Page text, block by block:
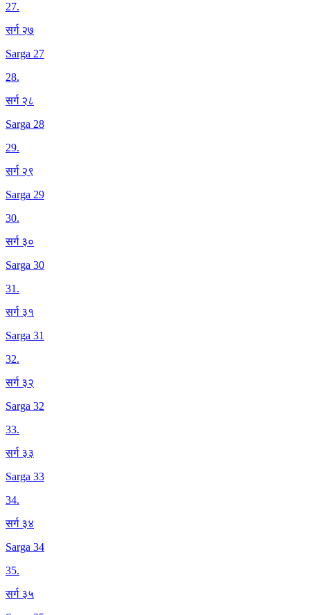
27.
सर्ग २७
Sarga 27
28.
सर्ग २८
Sarga 28
29.
सर्ग २९
Sarga 29
30.
सर्ग ३०
Sarga 30
31.
सर्ग ३१
Sarga 31
32.
सर्ग ३२
Sarga 32
33.
सर्ग ३३
Sarga 33
34.
सर्ग ३४
Sarga 34
35.
सर्ग ३५